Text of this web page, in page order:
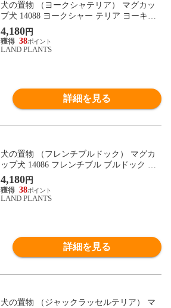
犬の置物 （ヨークシャテリア） マグカッ
プ犬 14088 ヨークシャー テリア ヨーキー
子犬 ドッグオーナメント オーナメント 動
物 アニマル マスコット ガーデン ガーデニ
ング ガーデンオブジェ オブジェ
4,180円
38
LAND PLANTS
詳細を見る
犬の置物 （フレンチブルドック） マグカ
ップ犬 14086 フレンチブル ブルドック 子
犬 ドッグオーナメント オーナメント 動物
アニマル マスコット ガーデン ガーデニン
グ ガーデンオブジェ オブジェ
4,180円
38
LAND PLANTS
詳細を見る
犬の置物 （ジャックラッセルテリア） マ